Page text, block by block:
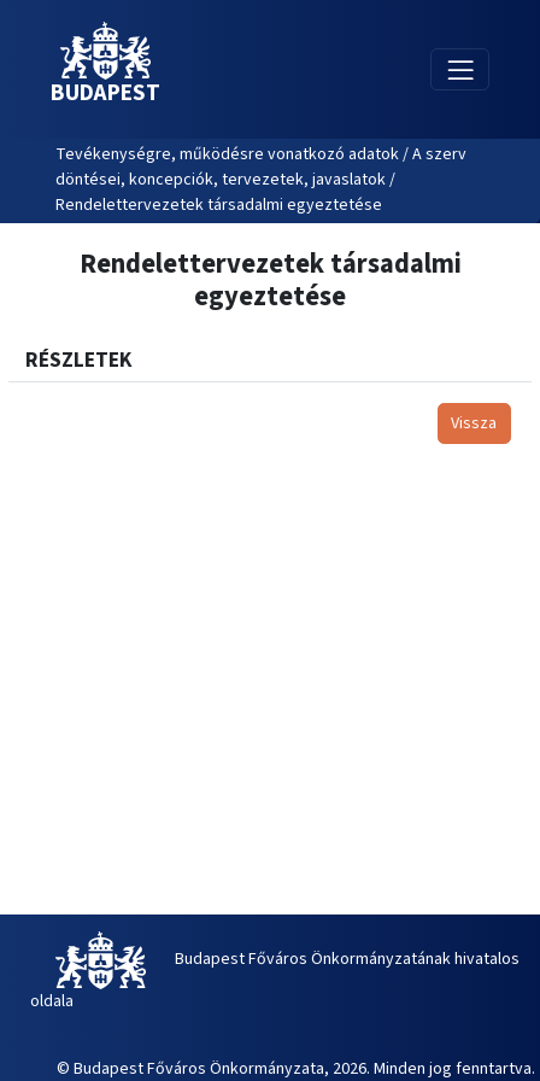
BUDAPEST
Tevékenységre, működésre vonatkozó adatok / A szerv
döntései, koncepciók, tervezetek, javaslatok /
Rendelettervezetek társadalmi egyeztetése
Rendelettervezetek társadalmi
egyeztetése
RÉSZLETEK
Vissza
Budapest Főváros Önkormányzatának hivatalos
oldala
© Budapest Főváros Önkormányzata, 2026. Minden jog fenntartva.